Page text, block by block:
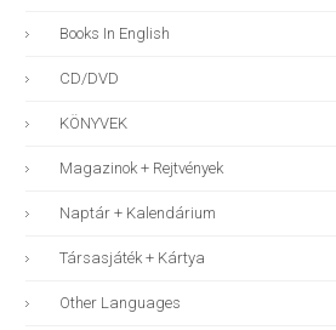
Books In English
CD/DVD
KÖNYVEK
Magazinok + Rejtvények
Naptár + Kalendárium
Társasjáték + Kártya
Other Languages